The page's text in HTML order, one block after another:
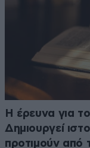
H έρευνα για
Δημιουργεί
προτιμούν από